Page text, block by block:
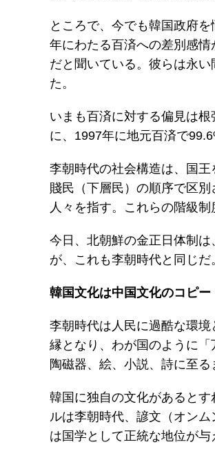
ところで、今でも韓国政府
年にわたる百済への差別感
だと聞いている。彼らは永
た。
いまも百済に対する偏見は
に、1997年に地元百済で
李朝時代の社会構造は、国
賤民（下層民）の順序で区
人々を指す。これらの階級
今日、北朝鮮の金正日体制
が、これも李朝時代と同じだ
韓国文化は中国文化のコピー
李朝時代は人民に過酷な環
縁となり、わが国のように
陶磁器、絵、小説、詩に至
韓国に独自の文化があると
ルは李朝時代、諺文（オン
は国学として正統な地位が与